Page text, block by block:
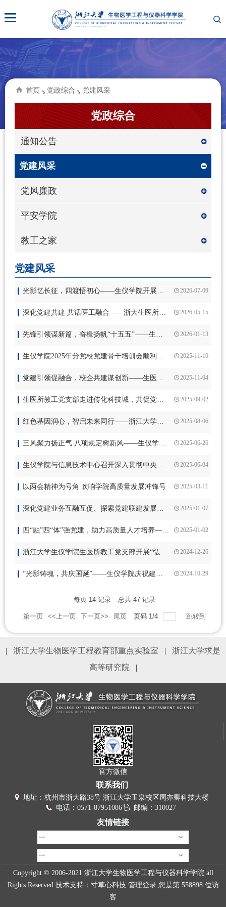
首页 党政综合 党建风采
党政综合
通知公告
党建风采
党风廉政
平安学院
教工之家
党建风采
2026-07-09
2026-05-15
深化党建共建 共话医工融合——浙大生医所教工党支部与浙大一院党支部开展联合共建活动
2026-01-13
2025-11-10
2025-11-04
2025-09-02
生医所教工党支部走进传化科技城，共促党建业务深度融合
2025-08-06
红色基因润心，智启未来同行——浙江大学生仪学院医工所师生党员赴绍兴红色学习活动
2025-06-26
三风聚力扬正气 八项规定树新风——生仪学院庆祝建党104周年大会 暨“强教风、优学风、严作风”微党课大赛顺利举行
2025-06-04
2025-03-11
以两会精神为号角 吹响学院高质量发展冲锋号
2025-01-07
2025-01-02
四“融”四“体”强党建，助力高质量人才培养——生物医学工程与仪器科学学院党委召开党建工作研讨会
2024-12-26
2024-10-29
每页 14 记录 总共 47 记录
第一页 <<上一页 下一页>> 尾页 页码 1 /4 跳转到
| 浙江大学生物医学工程教育部重点实验室 |
浙江大学求是
高等研究院
|
官方微信
联系我们
地址：杭州市浙大路38号 浙江大学玉泉校区周亦卿科技大楼
电话：0571-87951086
邮编：310027
友情链接
校内链接
校外链接
Copyright © 2006-2021 浙江大学生物医学工程与仪器科学学院 all
Rights Reserved 技术支持： 寸草心科技 管理登录您是第 558898 位访
客